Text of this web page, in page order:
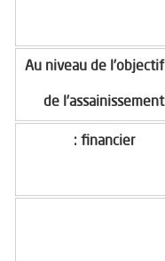
1. Au niveau de l’objectif
de l’assainissement
financier :